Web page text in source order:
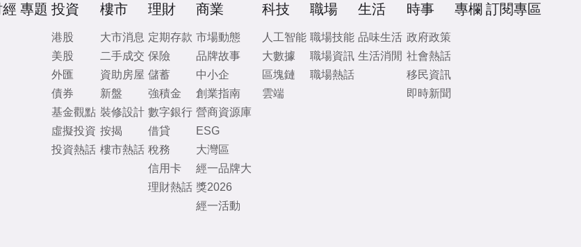
專題 投資
港股
美股
外匯
債券
基金觀點
虛擬投資
投資熱話
樓市
大市消息
二手成交
資助房屋
新盤
裝修設計
按揭
樓市熱話
理財
定期存款
保險
儲蓄
強積金
數字銀行
借貸
稅務
信用卡
理財熱話
商業
市場動態
品牌故事
中小企
創業指南
營商資源庫
ESG
大灣區
經一品牌大
獎2026
經一活動
科技
人工智能
大數據
區塊鏈
雲端
職場
職場技能
職場資訊
職場熱話
生活
品味生活
生活消閒
時事
政府政策
社會熱話
移民資訊
即時新聞
專欄 訂閱專區